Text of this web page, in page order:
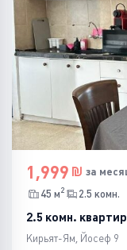
1,999
за
45 м2 2.5 комн.
2.5 комн.
Кирьят-Ям, Йосеф 9